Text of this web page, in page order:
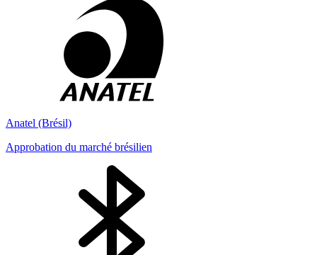
Anatel (Brésil)
Approbation du marché brésilien